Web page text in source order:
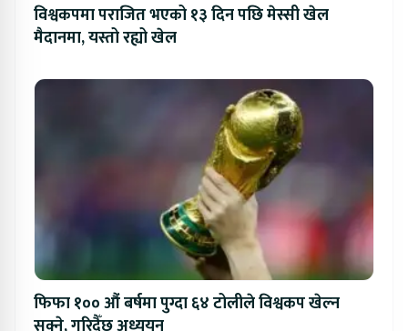
विश्वकपमा पराजित भएको १३ दिन पछि मेस्सी खेल
मैदानमा, यस्तो रह्यो खेल
फिफा १०० औं बर्षमा पुग्दा ६४ टोलीले विश्वकप खेल्न